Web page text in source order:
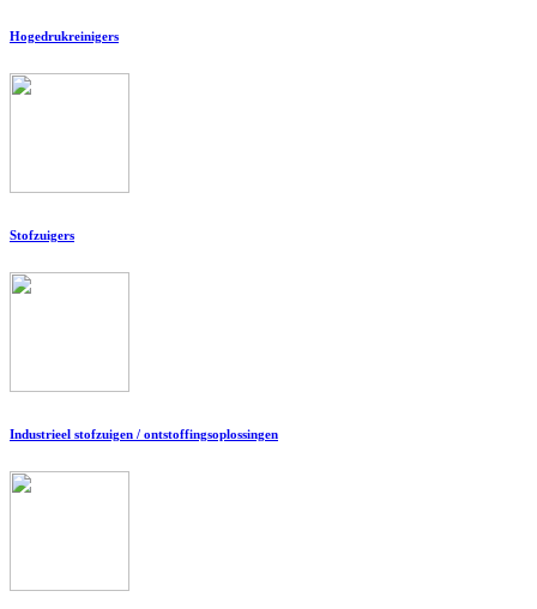
Hogedrukreinigers
Stofzuigers
Industrieel stofzuigen / ontstoffingsoplossingen